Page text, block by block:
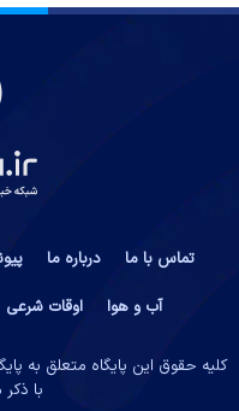
تماس با ما درباره ما
آب و هوا
اوقات شرعی
کلیه حقوق این پایگاه متعلق به
با